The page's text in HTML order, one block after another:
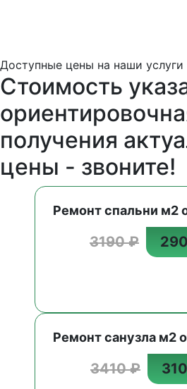
Доступные цены на наши услуги
Стоимость
получения
цены - звоните!
Ремонт спальни м2
3190 ₽
Ремонт санузла м2
3410 ₽